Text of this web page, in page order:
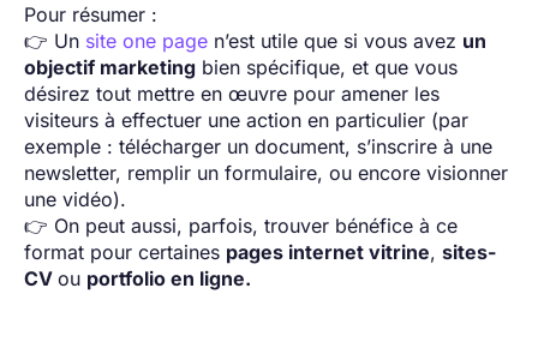
Pour résumer :
👉 Un site one page n’est utile que si vous avez un
objectif marketing bien spécifique, et que vous
désirez tout mettre en œuvre pour amener les
visiteurs à effectuer une action en particulier (par
exemple : télécharger un document, s’inscrire à une
newsletter, remplir un formulaire, ou encore visionner
une vidéo).
👉 On peut aussi, parfois, trouver bénéfice à ce
format pour certaines pages internet vitrine, sites-
CV ou portfolio en ligne.